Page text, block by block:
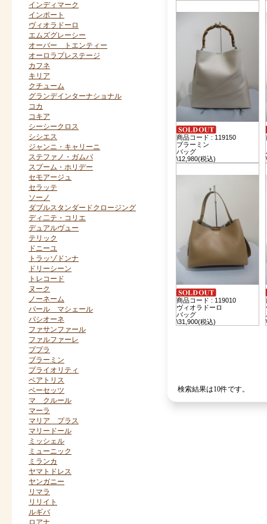
インディマーク
インポート
ヴィオラドーロ
エムズグレーシー
オーバー トエンティー
オーロラプレステージ
カフネ
キリア
クチューム
グランデインターナショナル
コカ
コキア
シーシークロス
シシエス
ジャンニ・キャリーニ
ステファノ・ガムバ
スプーム・ホリデー
セモアージュ
セラッテ
ソーノ
ダブルスタンダードクロージング
ディ二テ・コリエ
デュアルヴュー
テリック
ドニーユ
トラッゾドンナ
ドリーシーン
トレコード
ヌーク
ノーネーム
パール マシェール
パシオーネ
ファサンファール
ファルファーレ
ププラ
ブラーミン
プライオリティ
ベアトリス
ベーセッツ
マ クルール
マーラ
マリア プラス
マリードール
ミッシェル
ミューニック
ミランカ
ヤマトドレス
ヤンガニー
リマラ
リリイト
ルギバ
ロアナ
商品コード : 119150
ブラーミン
バッグ
\12,980(税込)
商品コード : 119010
ヴィオラドーロ
バッグ
\31,900(税込)
検索結果は10件です。